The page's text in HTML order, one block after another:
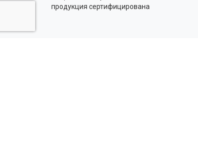
продукция сертифицирована